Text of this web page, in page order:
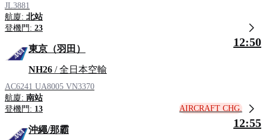
JL3881
航廈: 北站
登機門: 23
東京（羽田）
NH26 / 全日本空輸
AC6241 UA8005 VN3370
航廈: 南站
登機門: 13
12:50
AIRCRAFT CHG.
沖繩/那霸
12:55